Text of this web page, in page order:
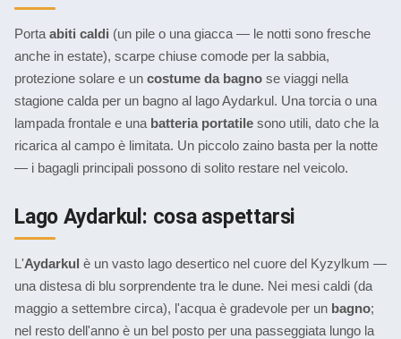
Porta abiti caldi (un pile o una giacca — le notti sono fresche
anche in estate), scarpe chiuse comode per la sabbia,
protezione solare e un costume da bagno se viaggi nella
stagione calda per un bagno al lago Aydarkul. Una torcia o una
lampada frontale e una batteria portatile sono utili, dato che la
ricarica al campo è limitata. Un piccolo zaino basta per la notte
— i bagagli principali possono di solito restare nel veicolo.
Lago Aydarkul: cosa aspettarsi
L'Aydarkul è un vasto lago desertico nel cuore del Kyzylkum —
una distesa di blu sorprendente tra le dune. Nei mesi caldi (da
maggio a settembre circa), l'acqua è gradevole per un bagno;
nel resto dell'anno è un bel posto per una passeggiata lungo la